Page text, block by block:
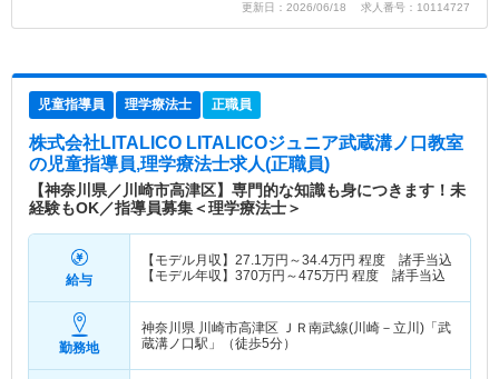
更新日：2026/06/18 求人番号：10114727
児童指導員 理学療法士 正職員
株式会社LITALICO LITALICOジュニア武蔵溝ノ口教室
の児童指導員,理学療法士求人(正職員)
【神奈川県／川崎市高津区】専門的な知識も身につきます！未
経験もOK／指導員募集＜理学療法士＞
給与
【モデル月収】 27.1万円～34.4万円 程度 諸手当込
【モデル年収】 370万円～475万円 程度 諸手当込
勤務地
神奈川県 川崎市高津区 ＪＲ南武線(川崎－立川)「武
蔵溝ノ口駅」（徒歩5分）